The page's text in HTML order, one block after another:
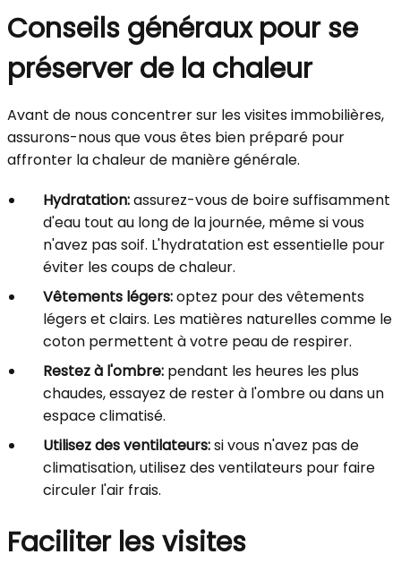
Conseils généraux pour se
préserver de la chaleur
Avant de nous concentrer sur les visites immobilières,
assurons-nous que vous êtes bien préparé pour
affronter la chaleur de manière générale.
Hydratation:assurez-vous de boire suffisamment
d'eau tout au long de la journée, même si vous
n'avez pas soif. L'hydratation est essentielle pour
éviter les coups de chaleur.
Vêtements légers:optez pour des vêtements
légers et clairs. Les matières naturelles comme le
coton permettent à votre peau de respirer.
Restez à l'ombre: pendant les heures les plus
chaudes, essayez de rester à l'ombre ou dans un
espace climatisé.
Utilisez des ventilateurs:si vous n'avez pas de
climatisation, utilisez des ventilateurs pour faire
circuler l'air frais.
Faciliter les visites